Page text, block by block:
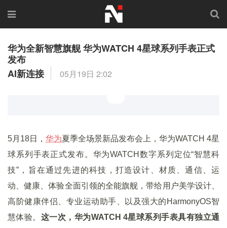
华为全新智慧旗舰 华为WATCH 4星球系列手表正式
发布
AI新连接
05月19日 2:02
5月18日， 华为夏季全场景新品发布会上，华为WATCH 4星
球系列手表正式发布。华为WATCH数字系列定位“智慧科
技”，旨在通过先进的科技，打造设计、材质、通信、运
动、健康、体验全面引领的全能旗舰，带给用户美学设计、
高阶健康伴侣、专业运动助手、以及强大的HarmonyOS智
慧体验。 这一次，华为WATCH 4星球系列手表具有独立通